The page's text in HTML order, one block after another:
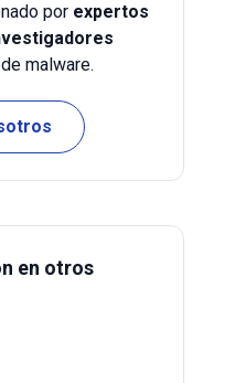
por expertos
de malware.
en otros